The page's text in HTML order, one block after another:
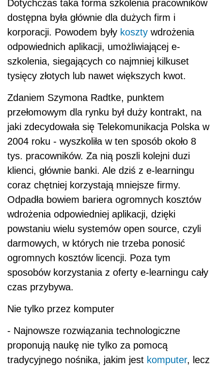
Dotychczas taka forma szkolenia pracowników
dostępna była głównie dla dużych firm i
korporacji. Powodem były koszty wdrożenia
odpowiednich aplikacji, umożliwiającej e-
szkolenia, siegających co najmniej kilkuset
tysięcy złotych lub nawet większych kwot.
Zdaniem Szymona Radtke, punktem
przełomowym dla rynku był duży kontrakt, na
jaki zdecydowała się Telekomunikacja Polska w
2004 roku - wyszkoliła w ten sposób około 8
tys. pracowników. Za nią poszli kolejni duzi
klienci, głównie banki. Ale dziś z e-learningu
coraz chętniej korzystają mniejsze firmy.
Odpadła bowiem bariera ogromnych kosztów
wdrożenia odpowiedniej aplikacji, dzięki
powstaniu wielu systemów open source, czyli
darmowych, w których nie trzeba ponosić
ogromnych kosztów licencji. Poza tym
sposobów korzystania z oferty e-learningu cały
czas przybywa.
Nie tylko przez komputer
- Najnowsze rozwiązania technologiczne
proponują naukę nie tylko za pomocą
tradycyjnego nośnika, jakim jest komputer, lecz